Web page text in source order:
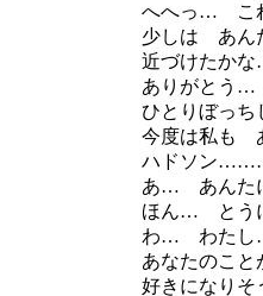
へへっ… こ
少しは あん
近づけたか
ありがとう
ひとりぼっ
今度は私も
ハドソン
あ… あんた
ほん… と
わ… わた
あなたのこと
好きになり